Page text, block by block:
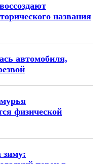
названия
автомобиля,
физической
зиму: